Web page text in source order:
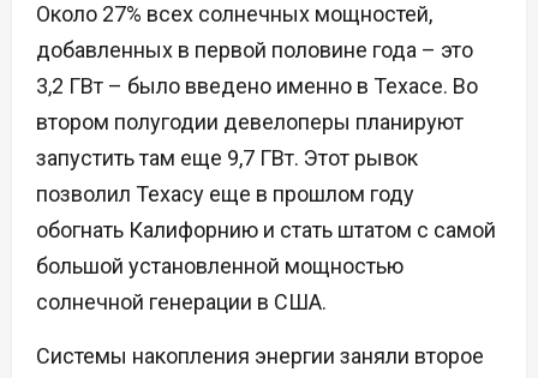
Около 27% всех солнечных мощностей,
добавленных в первой половине года – это
3,2 ГВт – было введено именно в Техасе. Во
втором полугодии девелоперы планируют
запустить там еще 9,7 ГВт. Этот рывок
позволил Техасу еще в прошлом году
обогнать Калифорнию и стать штатом с самой
большой установленной мощностью
солнечной генерации в США.
Системы накопления энергии заняли второе